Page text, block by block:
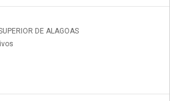
DE ALAGOAS